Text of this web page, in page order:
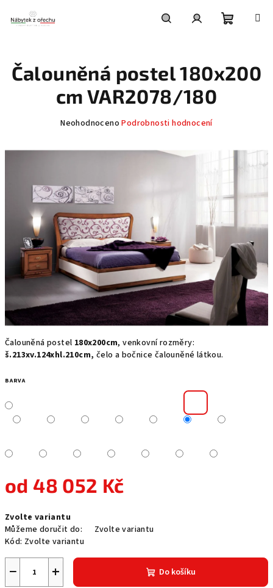
obsah
košík
Čalouněná postel 180x200cm, venkovní rozměry:
š.213xv.124xhl.210cm, čelo a bočnice čalouněné látkou.
BARVA
od48 052 Kč
cena:
Zvolte variantu
Můžeme doručit do:
Zvolte variantu
Kód: Zvolte variantu
+
− Do košíku
Čalouněná postel 180x200
cm VAR2078/180
Průměrné
produktu
z
5
hvězdiček.
Neohodnoceno Podrobnosti hodnocení